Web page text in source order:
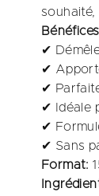
souhaité,
✔
✔
✔
✔ Idéale
✔
✔ Sans
Format: